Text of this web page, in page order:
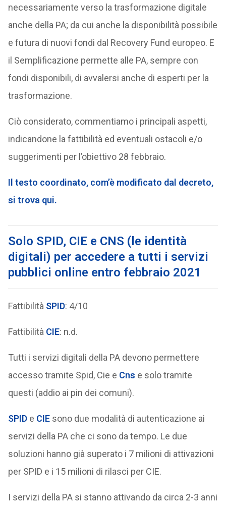
necessariamente verso la trasformazione digitale
anche della PA; da cui anche la disponibilità possibile
e futura di nuovi fondi dal Recovery Fund europeo. E
il Semplificazione permette alle PA, sempre con
fondi disponibili, di avvalersi anche di esperti per la
trasformazione.
Ciò considerato, commentiamo i principali aspetti,
indicandone la fattibilità ed eventuali ostacoli e/o
suggerimenti per l’obiettivo 28 febbraio.
Il testo coordinato, com’è modificato dal decreto,
si trova qui.
Solo SPID, CIE e CNS (le identità
digitali) per accedere a tutti i servizi
pubblici online entro febbraio 2021
Fattibilità SPID: 4/10
Fattibilità CIE: n.d.
Tutti i servizi digitali della PA devono permettere
accesso tramite Spid, Cie e Cns e solo tramite
questi (addio ai pin dei comuni).
SPID e CIE sono due modalità di autenticazione ai
servizi della PA che ci sono da tempo. Le due
soluzioni hanno già superato i 7 milioni di attivazioni
per SPID e i 15 milioni di rilasci per CIE.
I servizi della PA si stanno attivando da circa 2-3 anni